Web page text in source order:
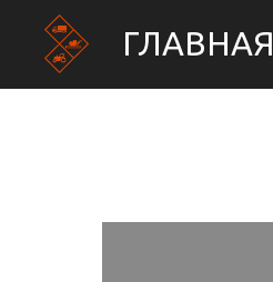
ГЛАВНАЯ